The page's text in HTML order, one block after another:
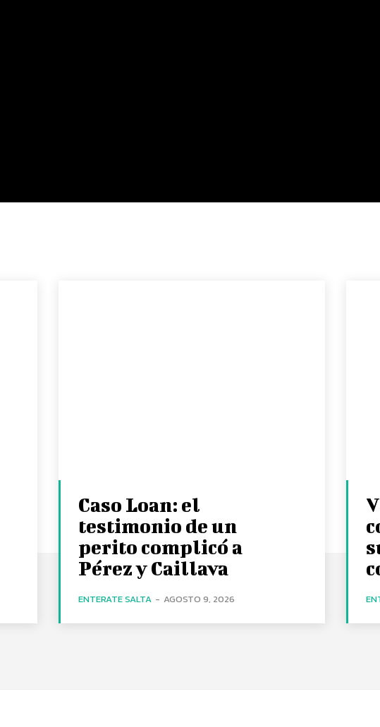
Caso Loan: el
testimonio de un
perito complicó a
Pérez y Caillava
ENTERATE SALTA - AGOSTO 9, 2026